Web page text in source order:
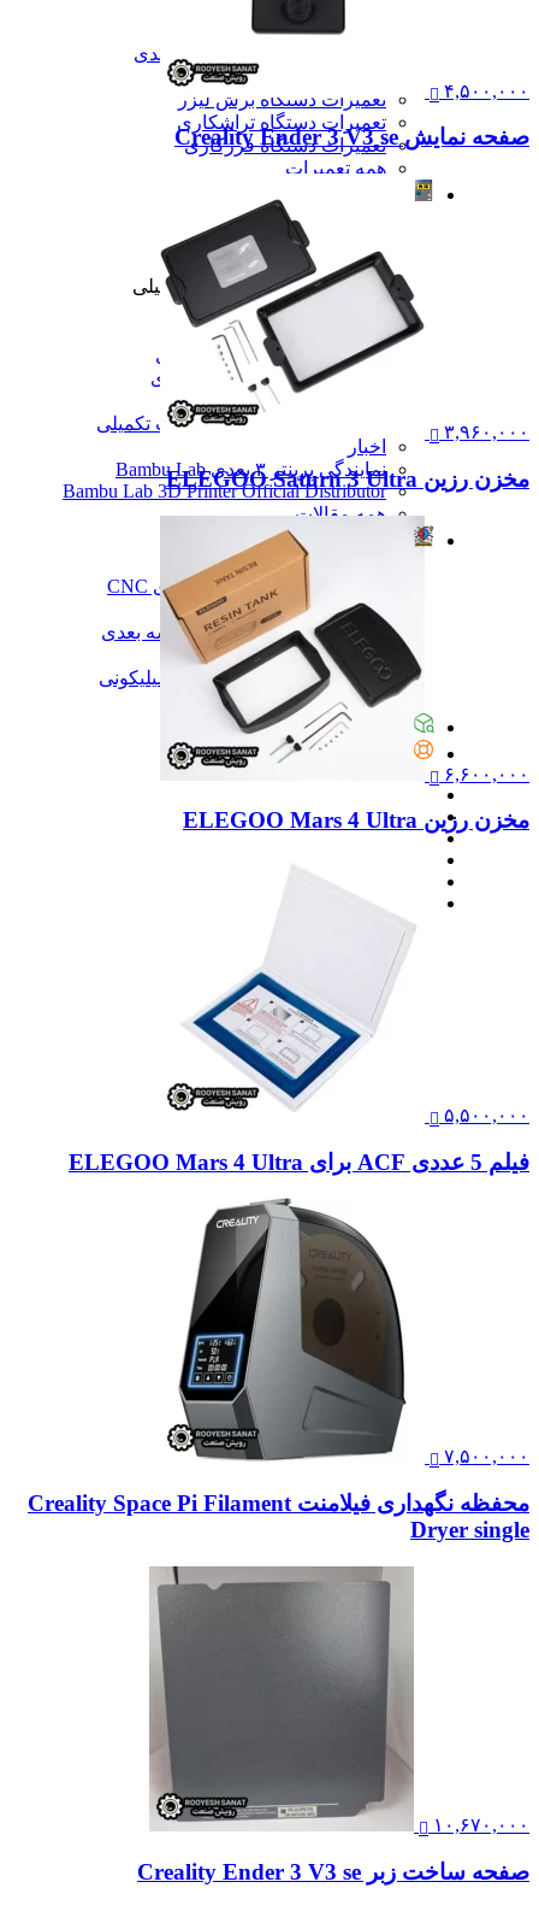
تعمیرات دستگاه CNC
تعمیرات دستگاه اسکن سه بعدی
تعمیرات دستگاه پرینتر 3D
تعمیرات دستگاه برش لیزر
تعمیرات دستگاه تراشکاری
تعمیرات دستگاه فرزکاری
همه تعمیرات
مقایسه دستگاه های صنعتی
آموزش و اطلاعات تکمیلی
آموزش و اطلاعات تکمیلی
آموزش فرزکاری
آموزش تراشکاری
آموزش پرینتر سه بعدی
آموزش اسکنر سه بعدی
آموزش CNC
همه آموزش و اطلاعات تکمیلی
اخبار
نمایندگی پرینتر ۳ بعدی Bambu Lab
Bambu Lab 3D Printer Official Distributor
همه مقالات
آموزش نرم‌افزار G-code برای CNC
آموزش نرم‌افزار سالیدورک
آموزش جامع ساخت پرینتر سه بعدی
آموزش تراشکاری
آموزش کامل ساخت قالب سیلیکونی
همه آموزش
پیگیری سفارشات
تماس با ما
۴,۵۰۰,۰۰۰
صفحه نمایش Creality Ender 3 V3 se
۳,۹۶۰,۰۰۰
مخزن رزین ELEGOO Saturn 3 Ultra
۶,۶۰۰,۰۰۰
مخزن رزین ELEGOO Mars 4 Ultra
۵,۵۰۰,۰۰۰
فیلم 5 عددی ACF برای ELEGOO Mars 4 Ultra
۷,۵۰۰,۰۰۰
محفظه نگهداری فیلامنت Creality Space Pi Filament
Dryer single
۱۰,۶۷۰,۰۰۰
صفحه ساخت زبر Creality Ender 3 V3 se